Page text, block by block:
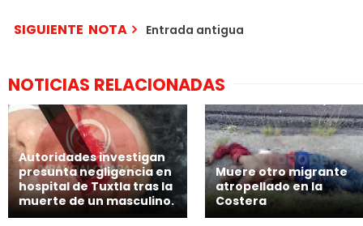
SIGUIENTE NOTA Entrada antigua
NOTICIAS RELACIONADAS
Autoridades investigan
presunta negligencia en
hospital de Tuxtla tras la
muerte de un masculino.
Muere otro migrante
atropellado en la
Costera